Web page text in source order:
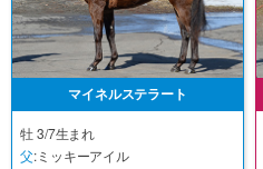
マイネルステラート
牡 3/7生まれ
父:ミッキーアイル